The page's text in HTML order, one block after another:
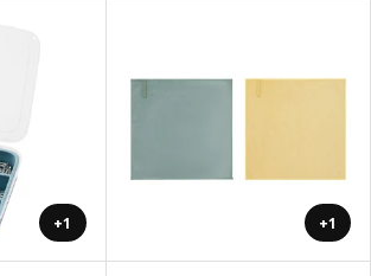
+1 +1